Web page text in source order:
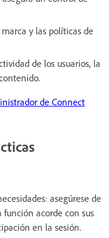
y las políticas de
de los usuarios, la
de Connect
asegúrese de
acorde con sus
en la sesión.